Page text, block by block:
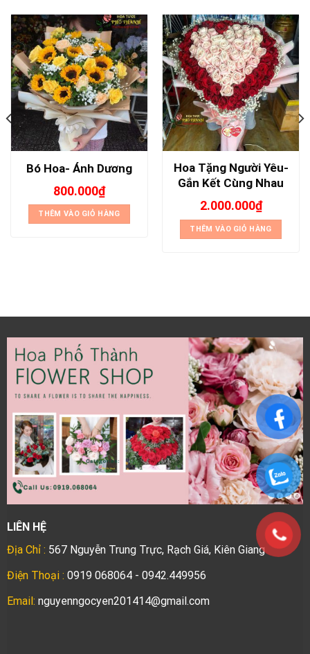
Bó Hoa- Ánh Dương
800.000₫
THÊM VÀO GIỎ HÀNG
Hoa Tặng Người Yêu-
Gắn Kết Cùng Nhau
2.000.000₫
THÊM VÀO GIỎ HÀNG
LIÊN HỆ
Địa Chỉ : 567 Nguyễn Trung Trực, Rạch Giá, Kiên Giang
Điện Thoại : 0919 068064 - 0942.449956
Email: nguyenngocyen201414@gmail.com